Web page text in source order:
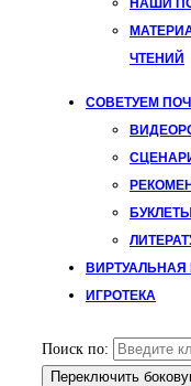
НАШИ
ЧТЕНИЙ
СОВЕТУЕМ
БУКЛЕТЫ
ВИРТУАЛЬНАЯ
ИГРОТЕКА
Поиск по:
Переключить